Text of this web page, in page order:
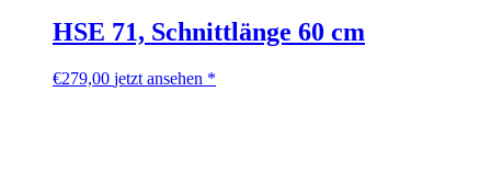
HSE 71, Schnittlänge 60 cm
€279,00 jetzt ansehen *